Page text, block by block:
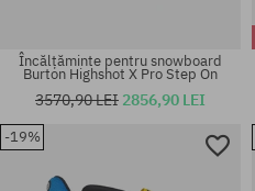
Mărimi existente:
45
Încălțăminte pentru snowboard
Burton Highshot X Pro Step On
3570,90 LEI 2856,90 LEI
-19%